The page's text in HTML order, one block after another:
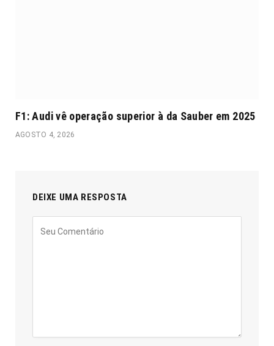
F1: Audi vê operação superior à da Sauber em 2025
AGOSTO 4, 2026
DEIXE UMA RESPOSTA